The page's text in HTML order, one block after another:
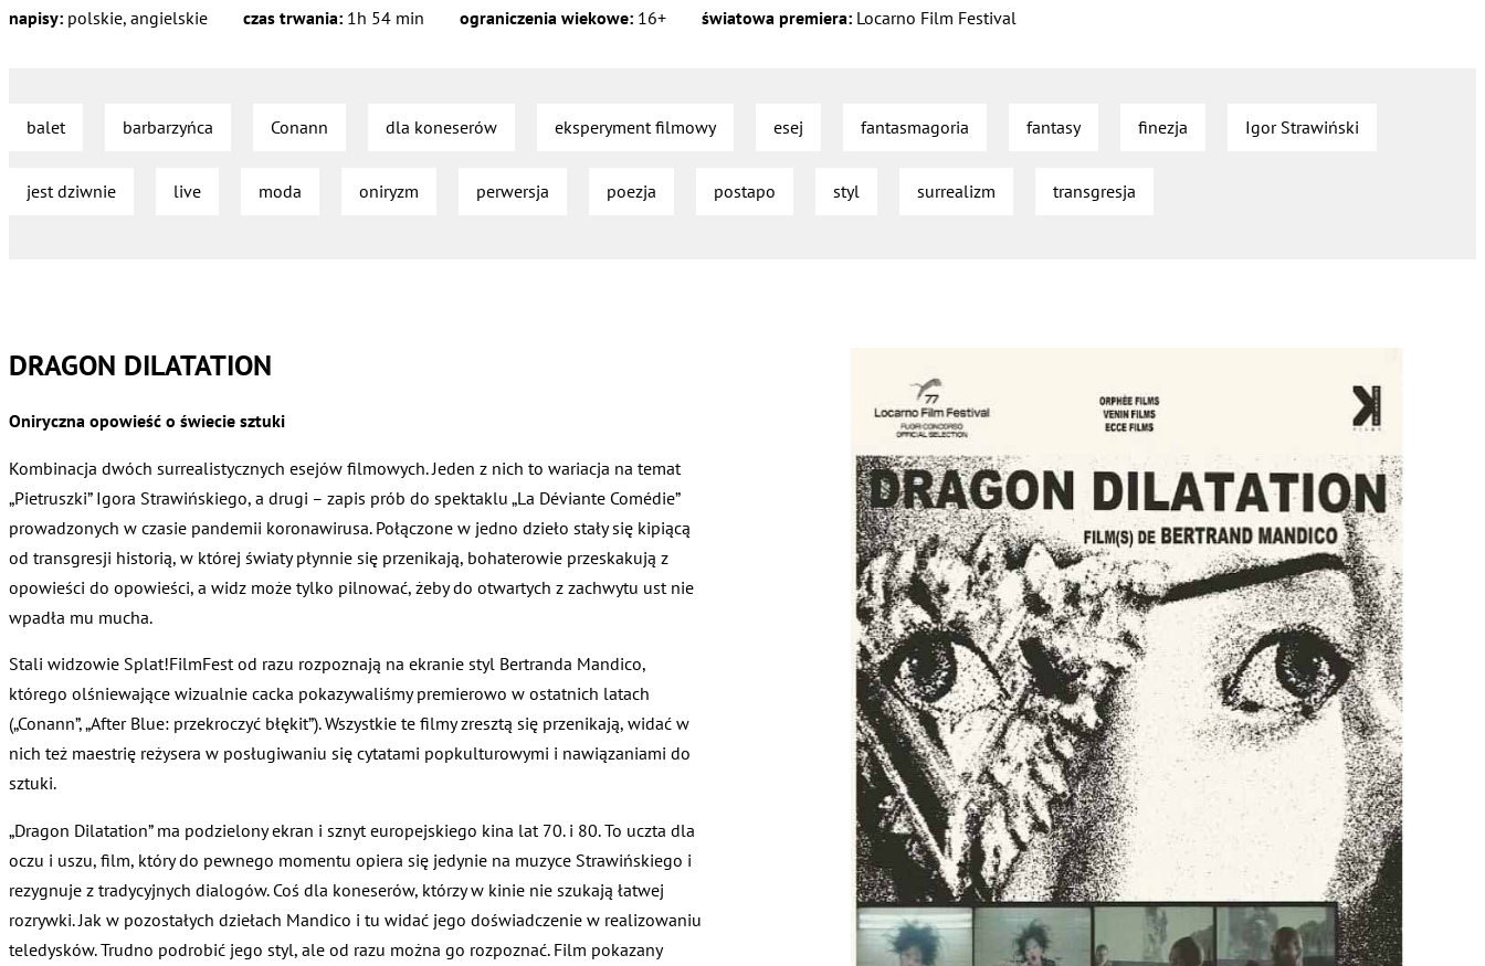
napisy: polskie, angielskie czas trwania: 1h 54 min ograniczenia wiekowe: 16+ światowa premiera: Locarno Film Festival
balet barbarzyńca Conann dla koneserów eksperyment filmowy esej fantasmagoria fantasy finezja Igor Strawiński
jest dziwnie live moda oniryzm perwersja poezja postapo styl surrealizm transgresja
DRAGON DILATATION
Oniryczna opowieść o świecie sztuki
Kombinacja dwóch surrealistycznych esejów filmowych. Jeden z nich to wariacja na temat
„Pietruszki” Igora Strawińskiego, a drugi – zapis prób do spektaklu „La Déviante Comédie”
prowadzonych w czasie pandemii koronawirusa. Połączone w jedno dzieło stały się kipiącą
od transgresji historią, w której światy płynnie się przenikają, bohaterowie przeskakują z
opowieści do opowieści, a widz może tylko pilnować, żeby do otwartych z zachwytu ust nie
wpadła mu mucha.
Stali widzowie Splat!FilmFest od razu rozpoznają na ekranie styl Bertranda Mandico,
którego olśniewające wizualnie cacka pokazywaliśmy premierowo w ostatnich latach
(„Conann”, „After Blue: przekroczyć błękit”). Wszystkie te filmy zresztą się przenikają, widać w
nich też maestrię reżysera w posługiwaniu się cytatami popkulturowymi i nawiązaniami do
sztuki.
„Dragon Dilatation” ma podzielony ekran i sznyt europejskiego kina lat 70. i 80. To uczta dla
oczu i uszu, film, który do pewnego momentu opiera się jedynie na muzyce Strawińskiego i
rezygnuje z tradycyjnych dialogów. Coś dla koneserów, którzy w kinie nie szukają łatwej
rozrywki. Jak w pozostałych dziełach Mandico i tu widać jego doświadczenie w realizowaniu
teledysków. Trudno podrobić jego styl, ale od razu można go rozpoznać. Film pokazany